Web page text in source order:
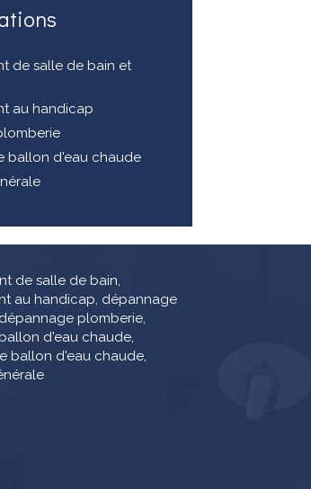
de salle de bain et
au handicap
ballon d'eau chaude
de salle de bain,
au handicap, dépannage
plomberie,
d'eau chaude,
ballon d'eau chaude,
sont manipulées.